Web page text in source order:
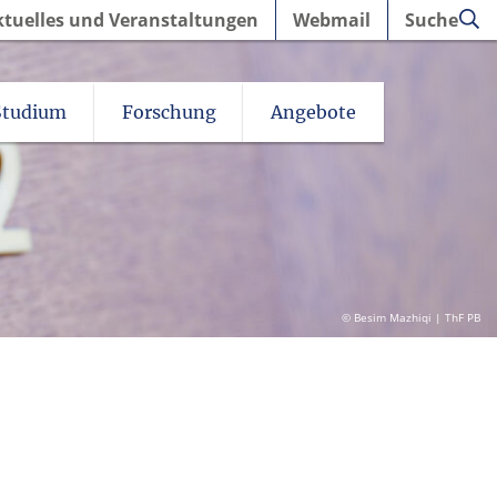
Forschung Angebote
und Veranstaltungen Webmail Suche
© Besim Mazhiqi | ThF PB